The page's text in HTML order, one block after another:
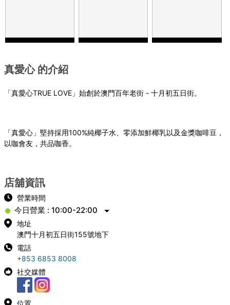
真愛心 的介紹
「真愛心TRUE LOVE 」始創於澳門百年老街 - 十月初五日街。
「真愛心」堅持採用100%純椰子水、零添加鮮椰乳以及金獎咖啡豆，
以咖會友，共品咖香。
店舖資訊
營業時間
今日營業 : 10:00-22:00
地址
澳門十月初五日街155號地下
電話
+853 6853 8008
社交媒體
位置